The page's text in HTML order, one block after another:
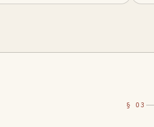
§ 03